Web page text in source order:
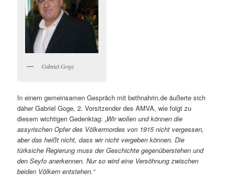
Gabriel Goge
In einem gemeinsamen Gespräch mit bethnahrin.de äußerte sich
daher Gabriel Goge, 2. Vorsitzender des AMVA, wie folgt zu
diesem wichtigen Gedenktag:„Wir wollen und können die
assyrischen Opfer des Völkermordes von 1915 nicht vergessen,
aber das heißt nicht, dass wir nicht vergeben können. Die
türksiche Regierung muss der Geschichte gegenüberstehen und
den Seyfo anerkennen. Nur so wird eine Versöhnung zwischen
beiden Völkern entstehen.“